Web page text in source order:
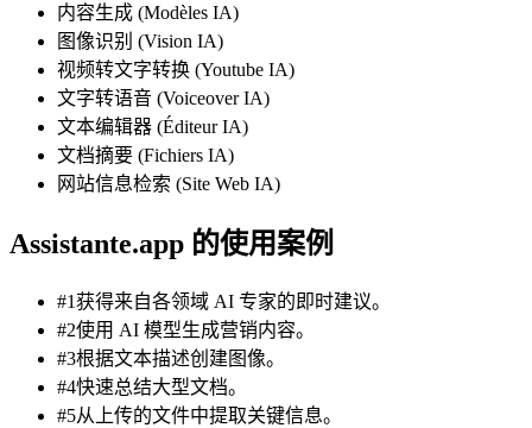
内容生成 (Modèles IA)
图像识别 (Vision IA)
视频转文字转换 (Youtube IA)
文字转语音 (Voiceover IA)
文本编辑器 (Éditeur IA)
文档摘要 (Fichiers IA)
网站信息检索 (Site Web IA)
Assistante.app 的使用案例
#1获得来自各领域 AI 专家的即时建议。
#2使用 AI 模型生成营销内容。
#3根据文本描述创建图像。
#4快速总结大型文档。
#5从上传的文件中提取关键信息。